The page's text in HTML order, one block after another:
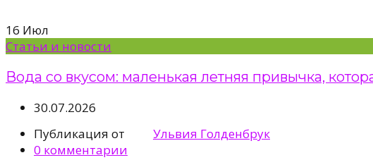
16 Июл
Статьи и новости
Вода со вкусом: маленькая летняя привычка,
30.07.2026
Публикация от
Ульвия Голденбрук
0 комментарии